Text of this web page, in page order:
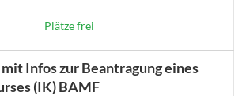
Plätze frei
Infos zur Beantragung eines
(IK) BAMF